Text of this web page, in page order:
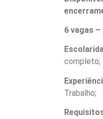
6 vagas
completo;
Trabalho;